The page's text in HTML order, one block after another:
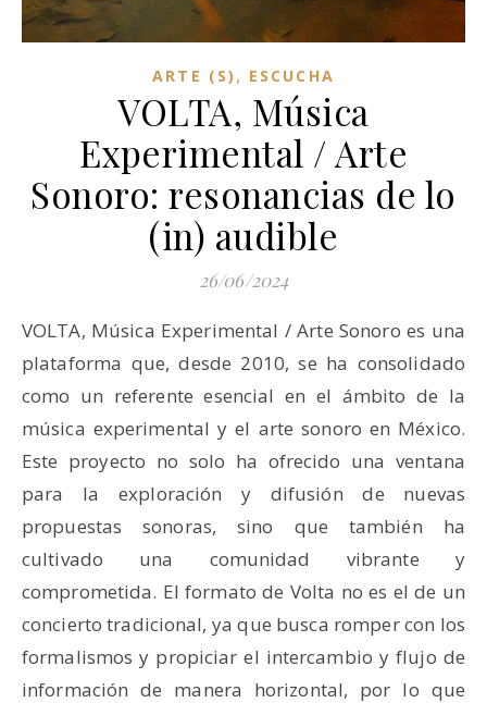
ARTE (S) , ESCUCHA
VOLTA, Música
Experimental / Arte
Sonoro: resonancias de lo
(in) audible
26/06/2024
VOLTA, Música Experimental / Arte Sonoro es una
plataforma que, desde 2010, se ha consolidado
como un referente esencial en el ámbito de la
música experimental y el arte sonoro en México.
Este proyecto no solo ha ofrecido una ventana
para la exploración y difusión de nuevas
propuestas sonoras, sino que también ha
cultivado una comunidad vibrante y
comprometida. El formato de Volta no es el de un
concierto tradicional, ya que busca romper con los
formalismos y propiciar el intercambio y flujo de
información de manera horizontal, por lo que